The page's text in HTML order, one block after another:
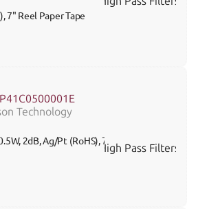
7" Reel Paper Tape
Technology
2dB, Ag/Pt (RoHS), 7"
High Pass Filters